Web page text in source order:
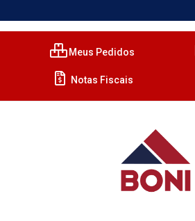
Meus Pedidos
Notas Fiscais